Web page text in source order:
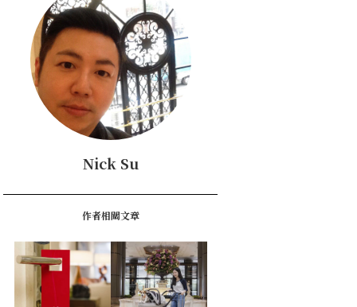
Nick Su
作者相關文章